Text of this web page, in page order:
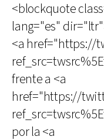
<blockquote
lang="es"
<a href="https://
frente a <a
href="https://
por la <a